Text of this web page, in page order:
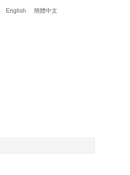
English
簡體中文